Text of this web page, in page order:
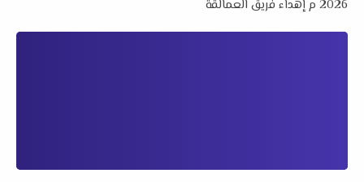
2026 م إهداء فريق العمالقة